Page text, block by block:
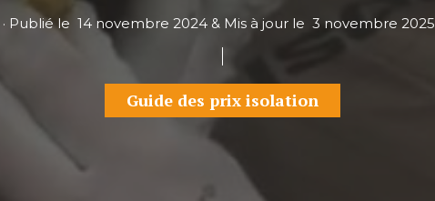
· Publié le 14 novembre 2024 & Mis à jour le 3 novembre 2025
Guide des prix isolation